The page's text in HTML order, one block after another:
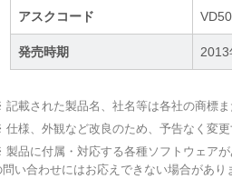
アスクコード
発売時期 2013
記載された製品名、社名等は各社の商標ま
仕様、外観など改良のため、予告なく変更
製品に付属・対応する各種ソフトウェア
問い合わせにはお応えできない場合があり